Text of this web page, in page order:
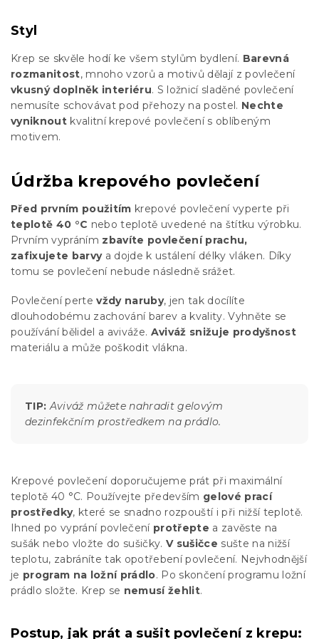
Styl
Krep se skvěle hodí ke všem stylům bydlení. Barevná
rozmanitost, mnoho vzorů a motivů dělají z povlečení
vkusný doplněk interiéru. S ložnicí sladěné povlečení
nemusíte schovávat pod přehozy na postel. Nechte
vyniknout kvalitní krepové povlečení s oblíbeným
motivem.
Údržba krepového povlečení
Před prvním použitím krepové povlečení vyperte při
teplotě 40 °C nebo teplotě uvedené na štítku výrobku.
Prvním vypráním zbavíte povlečení prachu,
zafixujete barvya dojde k ustálení délky vláken. Díky
tomu se povlečení nebude následně srážet.
Povlečení pertevždy naruby, jen tak docílíte
dlouhodobému zachování barev a kvality. Vyhněte se
používání bělidel a aviváže. Aviváž snižuje prodyšnost
materiálu a může poškodit vlákna.
TIP: Aviváž můžete nahradit gelovým
dezinfekčním prostředkem na prádlo.
Krepové povlečení doporučujeme prát při maximální
teplotě 40 °C. Používejte především gelové prací
prostředky, které se snadno rozpouští i při nižší teplotě.
Ihned po vyprání povlečení protřepte a zavěste na
sušák nebo vložte do sušičky. V sušičce sušte na nižší
teplotu, zabráníte tak opotřebení povlečení. Nejvhodnější
je program na ložní prádlo. Po skončení programu ložní
prádlo složte. Krep se nemusí žehlit.
Postup, jak prát a sušit povlečení z krepu: